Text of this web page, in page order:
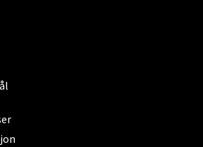
Senter Steinkjer
Steinkjer